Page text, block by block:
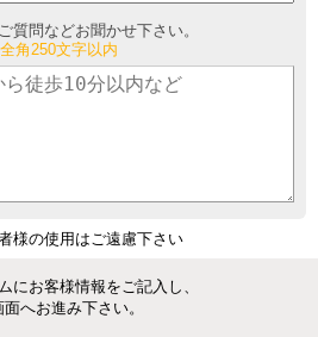
質問などお聞かせ下さい。
角250文字以内
様の使用はご遠慮下さい
にお客様情報をご記入し、
へお進み下さい。